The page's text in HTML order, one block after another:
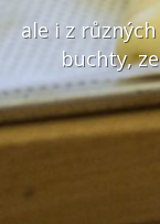
ale i z
buchty,